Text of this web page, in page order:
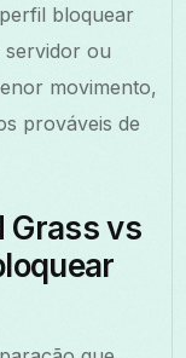
bloquear
servidor ou
movimento,
prováveis de
Grass vs